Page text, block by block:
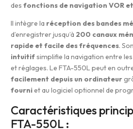
desfonctions de navigation VOR et
Il intègre la réception des bandes
d’enregistrer jusqu’à 200 canaux
rapide et facile des fréquences. Son
intuitifsimplifie la navigation entre
et réglages. Le FTA-550L peut en
facilement depuis un ordinateur
fourniet au logiciel optionnel de
Caractéristiques
FTA-550L :